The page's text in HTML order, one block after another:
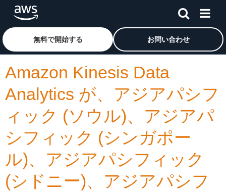
メインコンテンツに移動
アマゾン ウェブ サービスのホームページに戻るには、こ
無料で開始する お問い合わせ
Amazon Kinesis Data
Analytics が、アジアパシフ
ィック (ソウル)、アジアパ
シフィック (シンガポー
ル)、アジアパシフィック
(シドニー)、アジアパシフ